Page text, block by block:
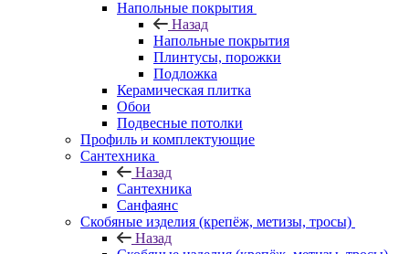
Напольные покрытия
Назад
Напольные покрытия
Плинтусы, порожки
Подложка
Керамическая плитка
Обои
Подвесные потолки
Профиль и комплектующие
Сантехника
Назад
Сантехника
Санфаянс
Скобяные изделия (крепёж, метизы, тросы)
Назад